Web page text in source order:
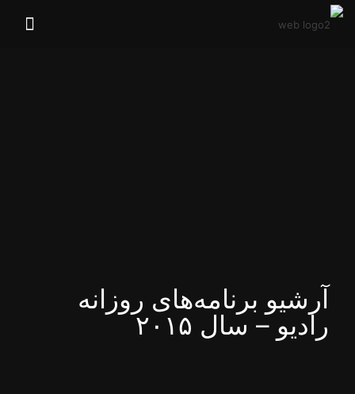
آرشیو برنامه‌های روزانه
رادیو – سال ۲۰۱۵